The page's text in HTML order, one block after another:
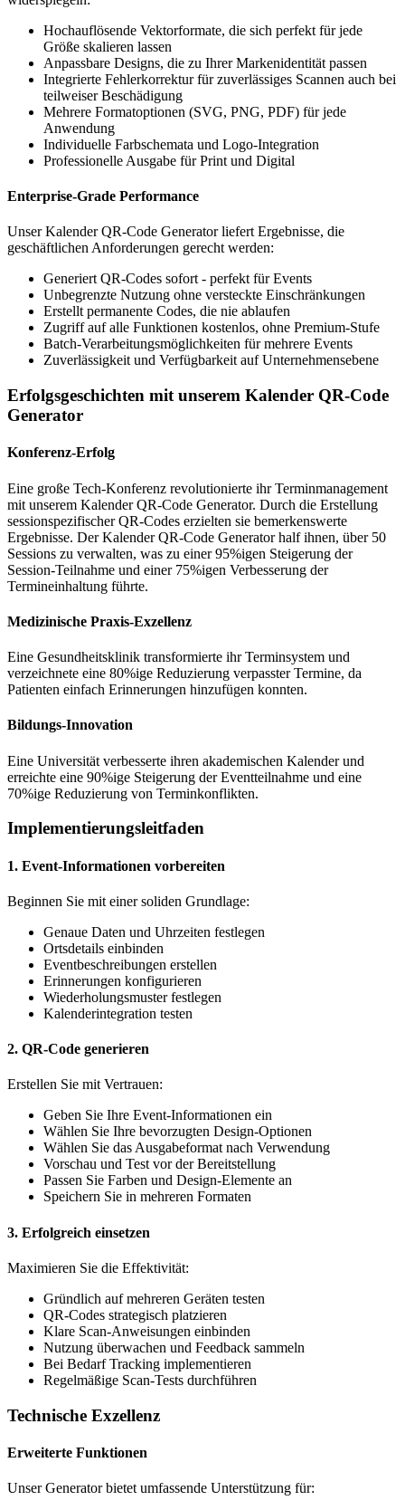
Hochauflösende Vektorformate, die sich perfekt für jede
Größe skalieren lassen
Anpassbare Designs, die zu Ihrer Markenidentität passen
Integrierte Fehlerkorrektur für zuverlässiges Scannen auch bei
teilweiser Beschädigung
Mehrere Formatoptionen (SVG, PNG, PDF) für jede
Anwendung
Individuelle Farbschemata und Logo-Integration
Professionelle Ausgabe für Print und Digital
Enterprise-Grade Performance
Unser Kalender QR-Code Generator liefert Ergebnisse, die
geschäftlichen Anforderungen gerecht werden:
Generiert QR-Codes sofort - perfekt für Events
Unbegrenzte Nutzung ohne versteckte Einschränkungen
Erstellt permanente Codes, die nie ablaufen
Zugriff auf alle Funktionen kostenlos, ohne Premium-Stufe
Batch-Verarbeitungsmöglichkeiten für mehrere Events
Zuverlässigkeit und Verfügbarkeit auf Unternehmensebene
Erfolgsgeschichten mit unserem Kalender QR-Code
Generator
Konferenz-Erfolg
Eine große Tech-Konferenz revolutionierte ihr Terminmanagement
mit unserem Kalender QR-Code Generator. Durch die Erstellung
sessionspezifischer QR-Codes erzielten sie bemerkenswerte
Ergebnisse. Der Kalender QR-Code Generator half ihnen, über 50
Sessions zu verwalten, was zu einer 95%igen Steigerung der
Session-Teilnahme und einer 75%igen Verbesserung der
Termineinhaltung führte.
Medizinische Praxis-Exzellenz
Eine Gesundheitsklinik transformierte ihr Terminsystem und
verzeichnete eine 80%ige Reduzierung verpasster Termine, da
Patienten einfach Erinnerungen hinzufügen konnten.
Bildungs-Innovation
Eine Universität verbesserte ihren akademischen Kalender und
erreichte eine 90%ige Steigerung der Eventteilnahme und eine
70%ige Reduzierung von Terminkonflikten.
Implementierungsleitfaden
1. Event-Informationen vorbereiten
Beginnen Sie mit einer soliden Grundlage:
Genaue Daten und Uhrzeiten festlegen
Ortsdetails einbinden
Eventbeschreibungen erstellen
Erinnerungen konfigurieren
Wiederholungsmuster festlegen
Kalenderintegration testen
2. QR-Code generieren
Erstellen Sie mit Vertrauen:
Geben Sie Ihre Event-Informationen ein
Wählen Sie Ihre bevorzugten Design-Optionen
Wählen Sie das Ausgabeformat nach Verwendung
Vorschau und Test vor der Bereitstellung
Passen Sie Farben und Design-Elemente an
Speichern Sie in mehreren Formaten
3. Erfolgreich einsetzen
Maximieren Sie die Effektivität:
Gründlich auf mehreren Geräten testen
QR-Codes strategisch platzieren
Klare Scan-Anweisungen einbinden
Nutzung überwachen und Feedback sammeln
Bei Bedarf Tracking implementieren
Regelmäßige Scan-Tests durchführen
Technische Exzellenz
Erweiterte Funktionen
Unser Generator bietet umfassende Unterstützung für: